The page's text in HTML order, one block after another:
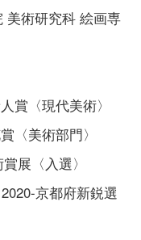
術研究科 絵画専
賞〈現代美術〉
〈美術部門〉
展〈入選〉
京都府新鋭選